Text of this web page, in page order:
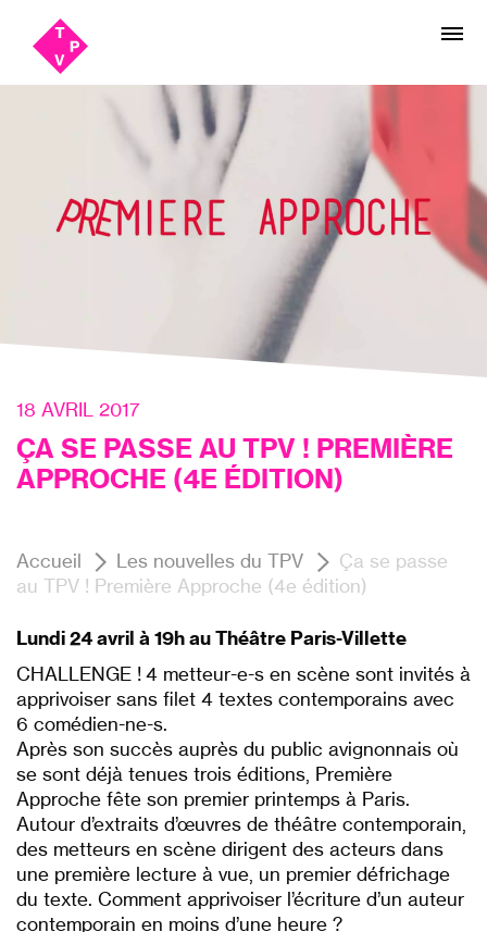
Aller
au
menu
Aller au
contenu
18 AVRIL 2017
ÇA SE PASSE AU TPV ! PREMIÈRE
APPROCHE (4E ÉDITION)
Accueil Les nouvelles du TPV
Ça se passe
au TPV ! Première Approche (4e édition)
Lundi 24 avril à 19h au Théâtre Paris-Villette
CHALLENGE ! 4 metteur-e-s en scène sont invités à
apprivoiser sans filet 4 textes contemporains avec
6 comédien-ne-s.
Après son succès auprès du public avignonnais où
se sont déjà tenues trois éditions, Première
Approche fête son premier printemps à Paris.
Autour d’extraits d’œuvres de théâtre contemporain,
des metteurs en scène dirigent des acteurs dans
une première lecture à vue, un premier défrichage
du texte. Comment apprivoiser l’écriture d’un auteur
contemporain en moins d’une heure ?